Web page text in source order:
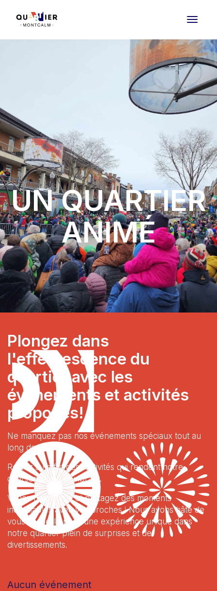
UN QUARTIER
ANIMÉ
Plongez dans
l'effervescence du
quartier avec les
événements et activités
proposés!
Ne manquez pas nos événements spéciaux tout au
long de l'année !
Restez à l'affût des festivités qui rendent notre
quartier animé et vibrant.
Venez nombreux et partagez des moments
inoubliables avec vos proches ! Nous avons hâte de
vous accueillir pour une expérience unique dans
notre quartier plein de surprises et de
divertissements.
Aucun événement